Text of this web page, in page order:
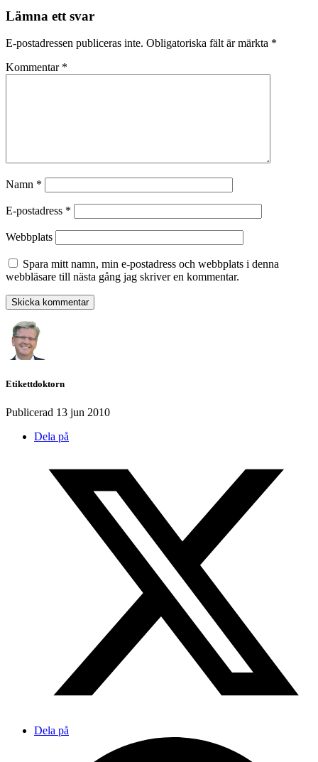
Lämna ett svar
E-postadressen publiceras inte. Obligatoriska fält är märkta *
Kommentar *
Namn *
E-postadress *
Webbplats
Spara mitt namn, min e-postadress och webbplats i denna
webbläsare till nästa gång jag skriver en kommentar.
Etikettdoktorn
Publicerad 13 jun 2010
Dela på
Dela på